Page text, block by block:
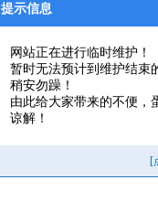
提示信息
网站正在进行临时维护！
暂时无法预计到维护结束
稍安勿躁！
由此给大家带来的不便，
谅解！
[